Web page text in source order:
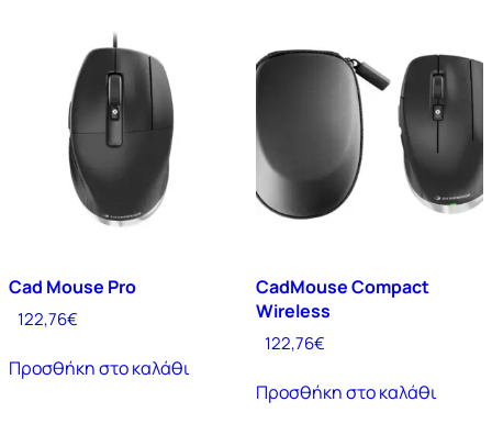
Cad Mouse Pro
122,76€
Προσθήκη στο καλάθι
CadMouse Compact
Wireless
122,76€
Προσθήκη στο καλάθι